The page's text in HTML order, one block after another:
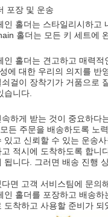
포장 및 운송
인 홀더는 스타일리시하고
홀더는 모든 키 세트에
인 홀더는 견고하고 매력적
에 대한 우리의 의지를 반
걸이 장착기가 거품으로
습니다.
하게 받는 것이 중요하다
든 주문을 배송하도록 노
있고 신뢰할 수 있는 운송
적시에 도착하도록 합니
됩니다. 그러면 배송 진행
면 고객 서비스팀에 문의
인 홀더를 포장하고 배송하
도착하고 사용할 준비가 되